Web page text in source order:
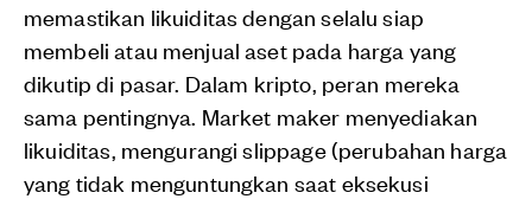
memastikan likuiditas dengan selalu siap
membeli atau menjual aset pada harga yang
dikutip di pasar. Dalam kripto, peran mereka
sama pentingnya. Market maker menyediakan
likuiditas, mengurangi slippage (perubahan harga
yang tidak menguntungkan saat eksekusi